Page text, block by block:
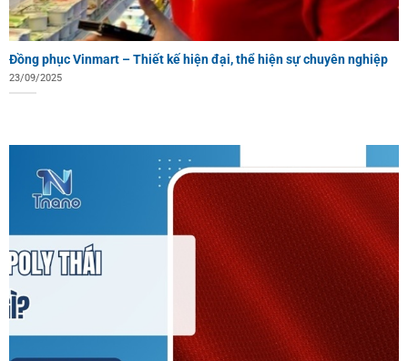
Đồng phục Vinmart – Thiết kế hiện đại, thể hiện sự chuyên nghiệp
23/09/2025